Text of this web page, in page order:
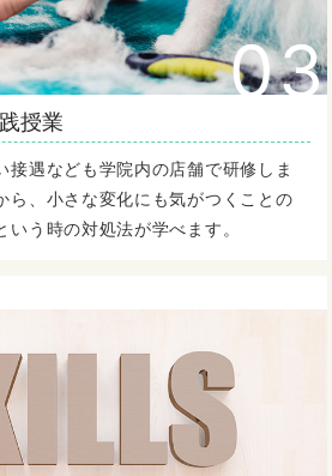
03
授業
接遇なども学院内の店舗で研修しま
ら、小さな変化にも気がつくことの
う時の対処法が学べます。